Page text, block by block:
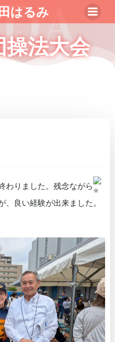
コ
ン
ン
ツ
はるみ
法大会
わりました。残念ながら
良い経験が出来ました。